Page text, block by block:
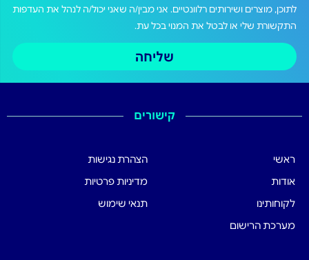
לתוכן, מוצרים ושירותים רלוונטיים. אני מבין/ה שאני יכול/ה לנהל את העדפות
התקשורת שלי או לבטל את המנוי בכל עת.
שליחה
קישורים
ראשי
אודות
לקוחותינו
מערכת הרישום
הצהרת נגישות
מדיניות פרטיות
תנאי שימוש